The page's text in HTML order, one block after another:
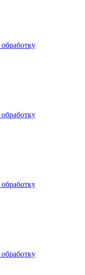
обработку
обработку
обработку
обработку